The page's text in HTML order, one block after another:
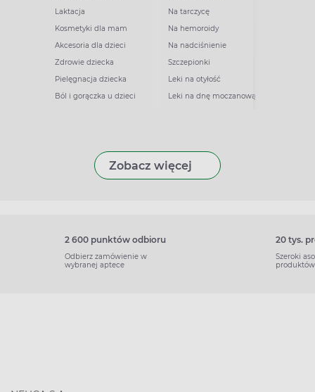
Laktacja
Kosmetyki dla mam
Akcesoria dla dzieci
Zdrowie dziecka
Pielęgnacja dziecka
Ból i gorączka u dzieci
Na tarczycę
Na hemoroidy
Na nadciśnienie
Szczepionki
Leki na otyłość
Leki na dnę moczanową
Zobacz więcej
2 600 punktów odbioru
Odbierz zamówienie w
wybranej aptece
20 tys.
Szeroki
produktów